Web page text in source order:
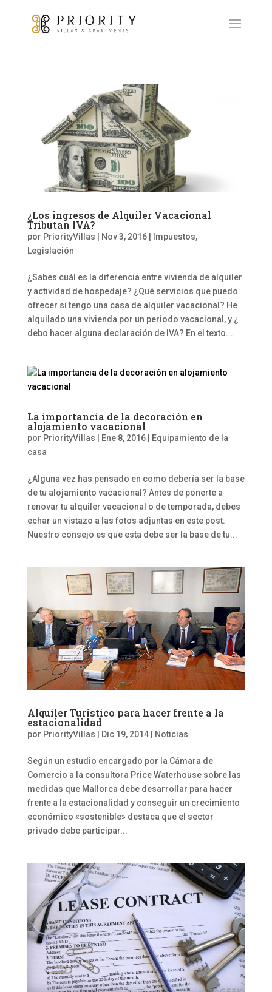
¿Los ingresos de Alquiler Vacacional
Tributan IVA?
por PriorityVillas Nov 3, 2016| Impuestos,
Legislación
¿Sabes cuál es la diferencia entre vivienda de alquiler
y actividad de hospedaje? ¿Qué servicios que puedo
ofrecer si tengo una casa de alquiler vacacional? He
alquilado una vivienda por un periodo vacacional, y ¿
debo hacer alguna declaración de IVA? En el texto...
La importancia de la decoración en
alojamiento vacacional
por PriorityVillas Ene 8, 2016|
Equipamiento de la
casa
¿Alguna vez has pensado en como debería ser la base
de tu alojamiento vacacional? Antes de ponerte a
renovar tu alquiler vacacional o de temporada, debes
echar un vistazo a las fotos adjuntas en este post.
Nuestro consejo es que esta debe ser la base de tu...
Alquiler Turístico para hacer frente a la
estacionalidad
por PriorityVillas | Dic 19, 2014| Noticias
Según un estudio encargado por la Cámara de
Comercio a la consultora Price Waterhouse sobre las
medidas que Mallorca debe desarrollar para hacer
frente a la estacionalidad y conseguir un crecimiento
económico «sostenible» destaca que el sector
privado debe participar...